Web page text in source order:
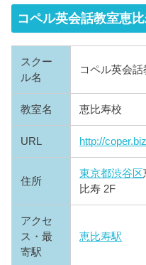
コペル英会話教室恵
スクー
ル名
コペル英会話
教室名 恵比寿校
URL http://
住所
東京都渋谷区
比寿 2F
アクセ
ス・最
寄駅
恵比寿駅